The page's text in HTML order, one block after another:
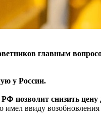
главным
у России.
позволит снизить
ввиду